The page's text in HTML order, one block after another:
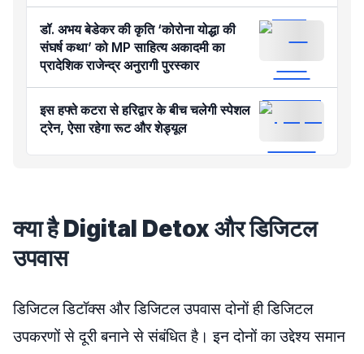
डॉ. अभय बेडेकर की कृति ‘कोरोना योद्धा की
संघर्ष कथा’ को MP साहित्य अकादमी का
प्रादेशिक राजेन्द्र अनुरागी पुरस्कार
इस हफ्ते कटरा से हरिद्वार के बीच चलेगी स्पेशल
ट्रेन, ऐसा रहेगा रूट और शेड्यूल
क्या हैDigital Detoxऔर डिजिटल
उपवास
डिजिटल डिटॉक्स और डिजिटल उपवास दोनों ही डिजिटल
उपकरणों से दूरी बनाने से संबंधित है। इन दोनों का उद्देश्य समान